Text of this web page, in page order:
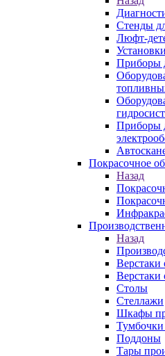
Стенды
Люфт-
Приборы
Приборы
Покрасочное
Назад
Назад
Верстаки
Верстаки
Столы
Стеллажи
Шкафы
Поддоны
Тары